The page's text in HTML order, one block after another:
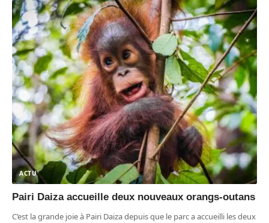
ACTU
Pairi Daiza accueille deux nouveaux orangs-outans
C’est la grande joie à Pairi Daiza depuis que le parc a accueilli les deux